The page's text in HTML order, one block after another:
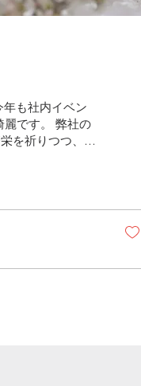
も社内イベン
麗です。 弊社の
を祈りつつ、い